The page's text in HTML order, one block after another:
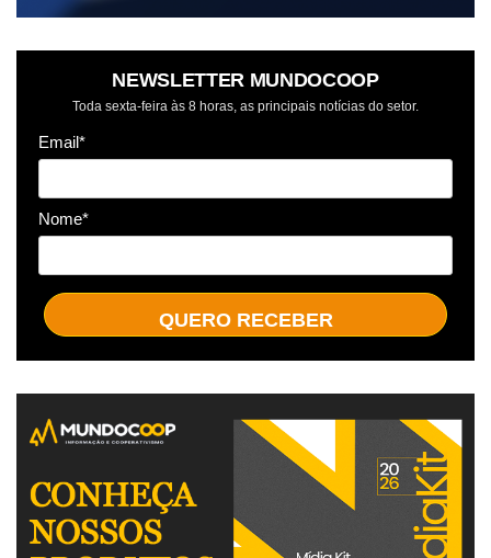
NEWSLETTER MUNDOCOOP
Toda sexta-feira às 8 horas, as principais notícias do setor.
Email*
Nome*
QUERO RECEBER